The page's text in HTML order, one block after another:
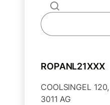
ROPANL21XXX
COOLSINGEL
3011 AG